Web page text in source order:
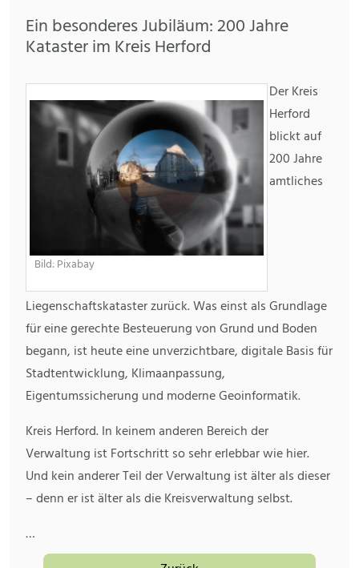
Ein besonderes Jubiläum: 200 Jahre
Kataster im Kreis Herford
Bild: Pixabay
Der Kreis
Herford
blickt auf
200 Jahre
amtliches
Liegenschaftskataster zurück. Was einst als Grundlage
für eine gerechte Besteuerung von Grund und Boden
begann, ist heute eine unverzichtbare, digitale Basis für
Stadtentwicklung, Klimaanpassung,
Eigentumssicherung und moderne Geoinformatik.
Kreis Herford. In keinem anderen Bereich der
Verwaltung ist Fortschritt so sehr erlebbar wie hier.
Und kein anderer Teil der Verwaltung ist älter als dieser
– denn er ist älter als die Kreisverwaltung selbst.
…